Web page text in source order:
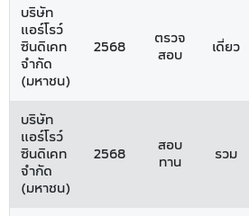
บริษัท
แอร์โรว์
ซินดิเคท
จำกัด
(มหาชน)
2568
ตรวจ
สอบ
เดี่ยว
บริษัท
แอร์โรว์
ซินดิเคท
จำกัด
(มหาชน)
2568
สอบ
ทาน
รวม